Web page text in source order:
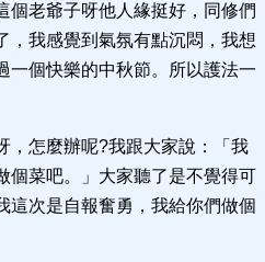
個老爺子呀他人緣挺好，同修們
，我感覺到氣氛有點沉悶，我想
一個快樂的中秋節。所以護法一
，怎麼辦呢?我跟大家說：「我
個菜吧。」大家聽了是不覺得可
這次是自報奮勇，我給你們做個